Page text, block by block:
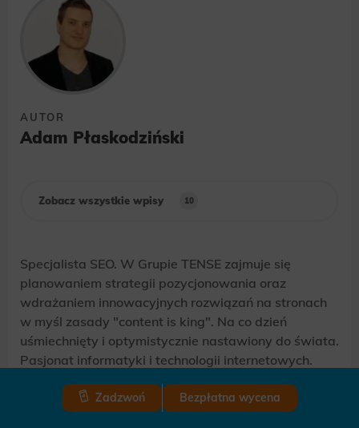
AUTOR
Adam Płaskodziński
Zobacz wszystkie wpisy 10
Specjalista SEO. W Grupie TENSE zajmuje się
planowaniem strategii pozycjonowania oraz
wdrażaniem innowacyjnych rozwiązań na stronach
w myśl zasady "content is king". Na co dzień
uśmiechnięty i optymistycznie nastawiony do świata.
Pasjonat informatyki i technologii internetowych.
szaleństwa na snowboardzie.
Zadzwoń Bezpłatna wycena